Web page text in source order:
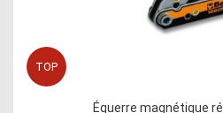
Équerre magnétique
TOP